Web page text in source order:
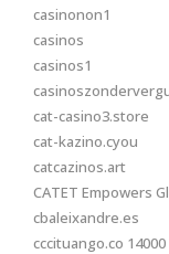
casinonon1
casinos
casinos1
cat-casino3.store
cat-kazino.cyou
catcazinos.art
CATET Empowers
cbaleixandre.es
cccituango.co 14000